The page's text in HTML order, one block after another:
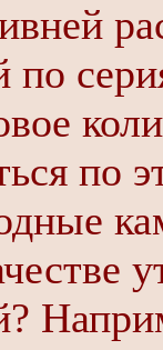
по
по